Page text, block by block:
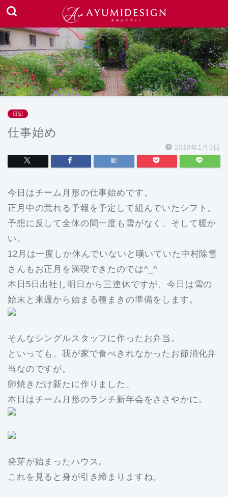
日記
仕事始め
2018年1月5日
今日はチーム月形の仕事始めです。
正月中の荒れる予報を予定して組んでいたシフト。
予想に反して全休の間一度も雪がなく、そして暖か
い。
12月は一度しか休んでいないと嘆いていた中村除雪
さんもお正月を満喫できたのでは^_^
本日5日出社し明日から三連休ですが、今日は雪の
始末と来週から始まる種まきの準備をします。
そんなシングルスタッフに作ったお弁当。
といっても、我が家で食べきれなかったお節消化弁
当なのですが。
卵焼きだけ新たに作りました。
本日はチーム月形のランチ新年会をささやかに。
発芽が始まったハウス。
これを見ると身が引き締まりますね。